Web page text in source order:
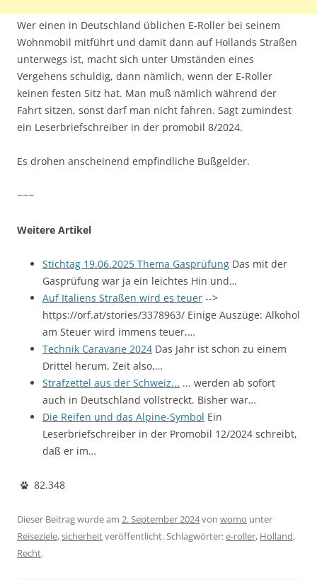
Wer einen in Deutschland üblichen E-Roller bei seinem
Wohnmobil mitführt und damit dann auf Hollands Straßen
unterwegs ist, macht sich unter Umständen eines
Vergehens schuldig, dann nämlich, wenn der E-Roller
keinen festen Sitz hat. Man muß nämlich während der
Fahrt sitzen, sonst darf man nicht fahren. Sagt zumindest
ein Leserbriefschreiber in der promobil 8/2024.
Es drohen anscheinend empfindliche Bußgelder.
~~~
Weitere Artikel
Stichtag 19.06.2025 Thema Gasprüfung Das mit der
Gasprüfung war ja ein leichtes Hin und…
Auf Italiens Straßen wird es teuer -->
https://orf.at/stories/3378963/ Einige Auszüge: Alkohol
am Steuer wird immens teuer,…
Technik Caravane 2024 Das Jahr ist schon zu einem
Drittel herum, Zeit also,…
Strafzettel aus der Schweiz... ... werden ab sofort
auch in Deutschland vollstreckt. Bisher war…
Die Reifen und das Alpine-Symbol Ein
Leserbriefschreiber in der Promobil 12/2024 schreibt,
daß er im…
82.348
Dieser Beitrag wurde am 2. September 2024von womo unter
Reiseziele,sicherheitveröffentlicht. Schlagwörter:e-roller, Holland,
Recht.